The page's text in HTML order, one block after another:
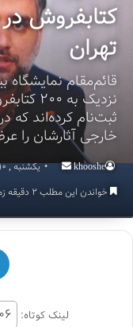
کتابفروش
تهران
قائم‌مقام نمایشگاه
نزدیک
ثبت‌نام کرده‌اند که
خارجی آثارشان را
khooshe
Send
an
یکشنبه , 10 اردیبهشت 1402
خواندن این مطلب 2 دقیقه زمان میبرد
لینکدین
لینک کوتاه: